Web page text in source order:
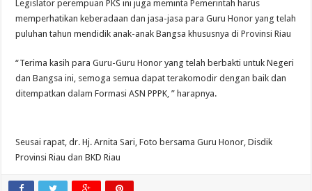
Legislator perempuan PKS ini juga meminta Pemerintah harus
memperhatikan keberadaan dan jasa-jasa para Guru Honor yang telah
puluhan tahun mendidik anak-anak Bangsa khususnya di Provinsi Riau
“Terima kasih para Guru-Guru Honor yang telah berbakti untuk Negeri
dan Bangsa ini, semoga semua dapat terakomodir dengan baik dan
ditempatkan dalam Formasi ASN PPPK, ” harapnya.
Seusai rapat, dr. Hj. Arnita Sari, Foto bersama Guru Honor, Disdik
Provinsi Riau dan BKD Riau